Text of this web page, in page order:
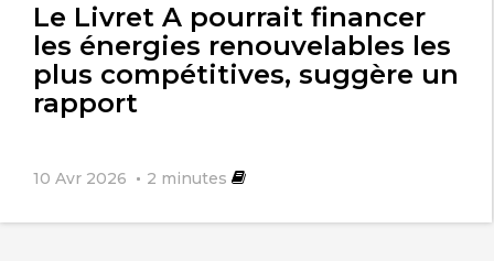
Le Livret A pourrait financer
les énergies renouvelables les
plus compétitives, suggère un
rapport
10 Avr 2026 2 minutes